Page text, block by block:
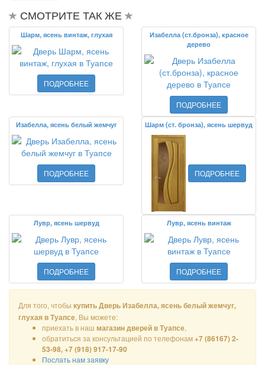
СМОТРИТЕ ТАК ЖЕ
Шарм, ясень винтаж, глухая
ПОДРОБНЕЕ
Изабелла (ст.бронза), красное
дерево
ПОДРОБНЕЕ
Изабелла, ясень белый жемчуг
ПОДРОБНЕЕ
Шарм (ст. бронза), ясень шервуд
ПОДРОБНЕЕ
Лувр, ясень шервуд
ПОДРОБНЕЕ
Лувр, ясень винтаж
ПОДРОБНЕЕ
Для того, чтобы купить Дверь Изабелла, ясень белый жемчуг,
глухая в Туапсе, Вы можете:
приехать в наш магазин дверей в Туапсе,
обратиться за консультацией по телефонам+7 (86167) 2-
53-98, +7 (918) 917-17-90
Послать нам заявку